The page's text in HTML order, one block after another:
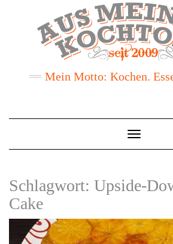
Mein Motto: Kochen.
Toggle
Schlagwort: Upside-
Cake